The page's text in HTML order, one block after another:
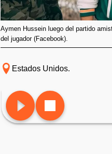
Aymen Hussein luego del partido
del jugador (Facebook).
Estados Unidos.